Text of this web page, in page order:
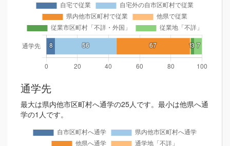
通学先
最大は県内他市区町村へ通学の25人です。最小は他県へ通
学の1人です。